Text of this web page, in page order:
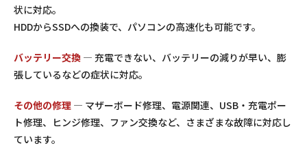
状に対応。
HDDからSSDへの換装で、パソコンの高速化も可能です。
バッテリー交換 — 充電できない、バッテリーの減りが早い、膨
張しているなどの症状に対応。
その他の修理 — マザーボード修理、電源関連、USB・充電ポー
ト修理、ヒンジ修理、ファン交換など、さまざまな故障に対応し
ています。